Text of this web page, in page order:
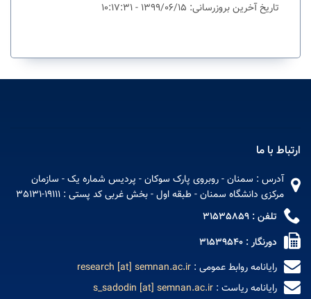
تاریخ آخرین بروزرسانی: 1399/06/15 - 10:17:31
ارتباط با ما
آدرس : سمنان - روبروی پارک سوکان - پردیس شماره یک - سازمان
مرکزی دانشگاه سمنان - طبقه اول - بخش غربی کد پستی : 19111-35131
تلفن : 31535859
دورنگار : 31539540
رایانامه روابط عمومی : research [at] semnan.ac.ir
رایانامه ریاست : s_sadodin [at] semnan.ac.ir